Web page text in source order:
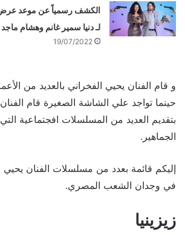
الكشف رسمياً عن موعد عرض
لـ دنيا سمير غانم وهشام ماجد
19/07/2022
و قام الفنان يحيي الفخراني بالعديد من
حينما تواجد علي الشاشة الصغيرة قام
بتقديم العديد من المسلسلات افجتماعية
الجماهير.
إليكم قائمة بعدد من مسلسلات الفنان يحيي
في وجدان الشعب المصري.
زيزينيا